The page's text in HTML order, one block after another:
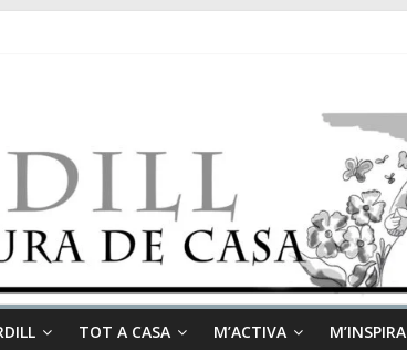
TOT A CASA M’ACTIVA M’INSPIRA